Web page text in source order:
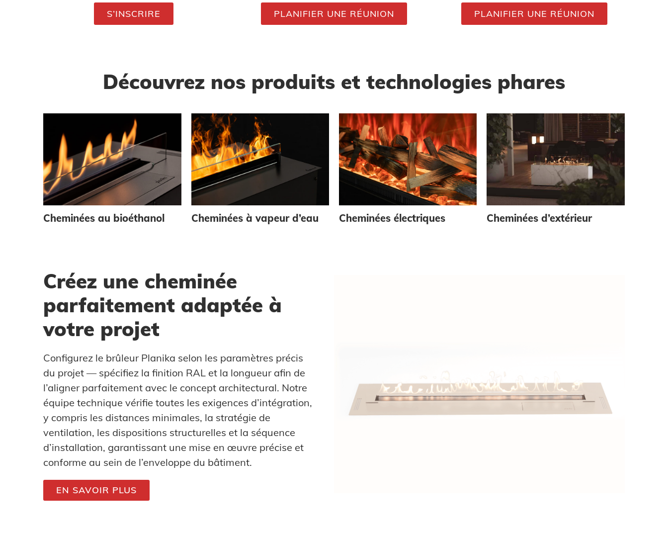
S’INSCRIRE PLANIFIER UNE RÉUNION PLANIFIER UNE RÉUNION
Découvrez nos produits et technologies phares
Cheminées au bioéthanol Cheminées à vapeur d’eau Cheminées électriques Cheminées d’extérieur
Créez une cheminée
parfaitement adaptée à
votre projet
Configurez le brûleur Planika selon les paramètres précis
du projet — spécifiez la finition RAL et la longueur afin de
l’aligner parfaitement avec le concept architectural. Notre
équipe technique vérifie toutes les exigences d’intégration,
y compris les distances minimales, la stratégie de
ventilation, les dispositions structurelles et la séquence
d’installation, garantissant une mise en œuvre précise et
conforme au sein de l’enveloppe du bâtiment.
EN SAVOIR PLUS